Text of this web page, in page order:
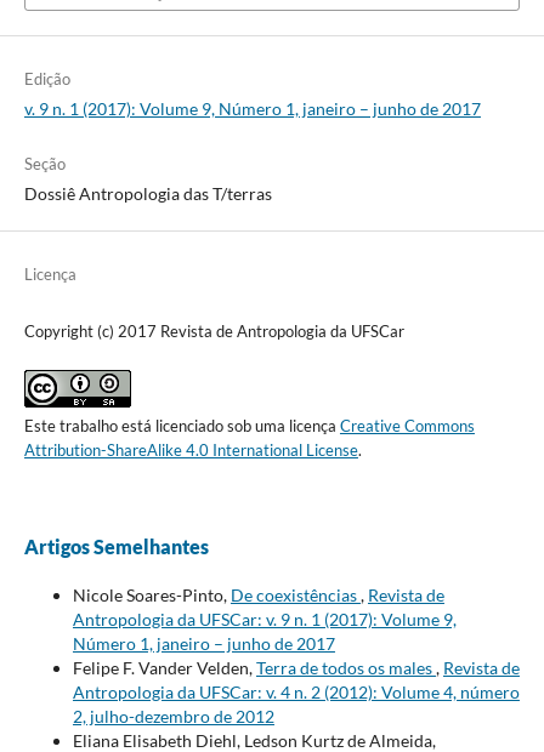
Edição
v. 9 n. 1 (2017): Volume 9, Número 1, janeiro – junho de 2017
Seção
Dossiê Antropologia das T/terras
Licença
Copyright (c) 2017 Revista de Antropologia da UFSCar
Este trabalho está licenciado sob uma licença Creative Commons
Attribution-ShareAlike 4.0 International License.
Artigos Semelhantes
Nicole Soares-Pinto, De coexistências, Revista de
Antropologia da UFSCar: v. 9 n. 1 (2017): Volume 9,
Número 1, janeiro – junho de 2017
Felipe F. Vander Velden,Terra de todos os males, Revista de
Antropologia da UFSCar: v. 4 n. 2 (2012): Volume 4, número
2, julho-dezembro de 2012
Eliana Elisabeth Diehl, Ledson Kurtz de Almeida,